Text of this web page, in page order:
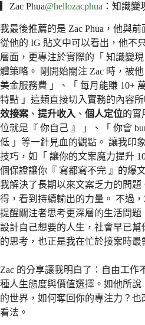
▎Zac Phua@hellozacphua ：知識
我最後推薦的是 Zac Phua，他與
從他的 IG 貼文中可以看出，他不
層面，更專注於實際的「 知識變
體策略。 剛開始關注 Zac 時，被
美金服務費 」、「 每月能賺 10+
特點 」這類直接切入實務的內容
效接案 、 提升收入 、 個人定位的實
位就是『 你自己 』 」、「 你會
低 」等一針見血的觀點。 讓我印
技巧，如「 讓你的文案魔力提升
個保證讓你『 寫都寫不完 』的爆
我解決了長期以來文案乏力的問
得，看到持續輸出的力量。 不過
提醒關注者思考更深層的生活問
設計自己想要的人生，社會早已
的思考，也正是我在忙於接案時最
Zac 的分享讓我明白了：自由工作
種人生態度與價值選擇。如他所
的世界，如何奪回你的專注力？
看法。